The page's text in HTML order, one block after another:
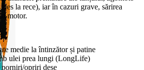
la rece), iar în cazuri grave, sărirea
motor.
medie la întinzător și patine
ulei prea lungi (LongLife)
opriri dese